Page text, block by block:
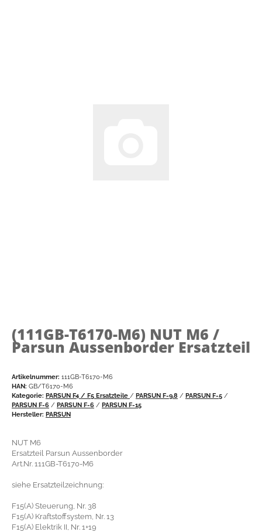
(111GB-T6170-M6) NUT M6 /
Parsun Aussenborder Ersatzteil
Artikelnummer: 111GB-T6170-M6
HAN: GB/T6170-M6
Kategorie: PARSUN F4 / F5 Ersatzteile / PARSUN F-9.8 / PARSUN F-5 /
PARSUN F-6 / PARSUN F-6 / PARSUN F-15
Hersteller: PARSUN
NUT M6
Ersatzteil Parsun Aussenborder
Art.Nr. 111GB-T6170-M6
siehe Ersatzteilzeichnung:
F15(A) Steuerung, Nr. 38
F15(A) Kraftstoffsystem, Nr. 13
F15(A) Elektrik II, Nr. 1+19